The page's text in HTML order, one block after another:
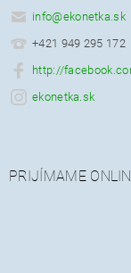
info@ekonetka.sk
+421 949 295 172
http://
ekonetka.sk
PRIJÍMAME